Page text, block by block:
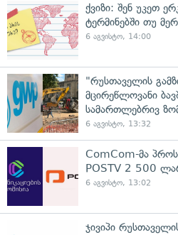
ქვიზი: შენ უკეთ
ტერმინებში თუ
6 აგვისტო, 14:00
"რუსთაველის
მცირეწლოვანი
სამართლებრივ
6 აგვისტო, 13:32
ComCom-მა
POSTV 2 500
6 აგვისტო, 13:02
ჯივიპი